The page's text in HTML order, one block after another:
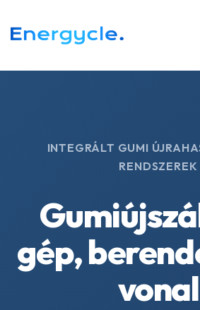
INTEGRÁLT GUMI
RENDSZEREK
gép,
vonal